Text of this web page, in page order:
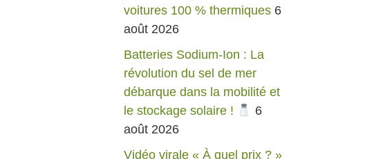
voitures 100 % thermiques 6
août 2026
Batteries Sodium-Ion : La
révolution du sel de mer
débarque dans la mobilité et
le stockage solaire !
6
août 2026
Vidéo virale « À quel prix ? »